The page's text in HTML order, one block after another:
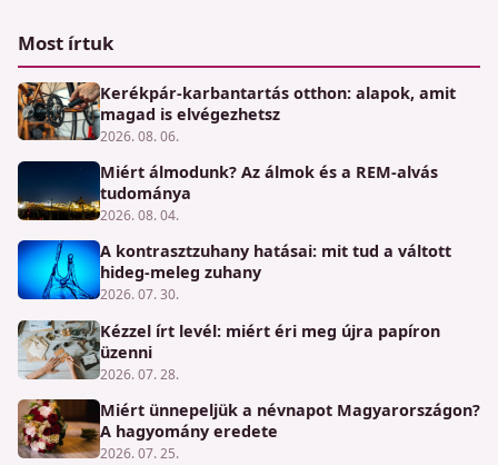
Most írtuk
Kerékpár-karbantartás otthon: alapok, amit
magad is elvégezhetsz
2026. 08. 06.
Miért álmodunk? Az álmok és a REM-alvás
tudománya
2026. 08. 04.
A kontrasztzuhany hatásai: mit tud a váltott
hideg-meleg zuhany
2026. 07. 30.
Kézzel írt levél: miért éri meg újra papíron
üzenni
2026. 07. 28.
Miért ünnepeljük a névnapot Magyarországon?
A hagyomány eredete
2026. 07. 25.